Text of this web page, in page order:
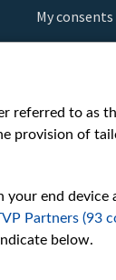
My consents
referred to as
provision of
end device
Partners (93
below.